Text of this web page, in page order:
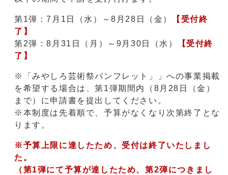
第1弾：7月1日（水）～8月28日（金）
【受付終
了】
第2弾：8月31日（月）～9月30日（水）
【受付終
了】
※「みやしろ芸術祭パンフレット」」への事業掲載
を希望する場合は、第1弾期間内（8月28日（金）
まで）に申請書を提出してください。
※本制度は先着順で、予算がなくなり次第終了とな
ります。
※予算上限に達したため、受付は終了いたしまし
た。
（第1弾にて予算が達したため、第2弾につきまし